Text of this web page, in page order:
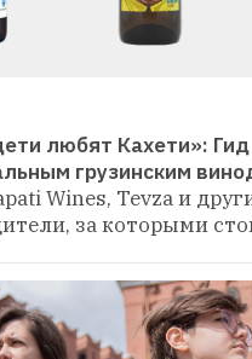
любят Кахети»: Гид
грузинским
Wines, Tevza и
за которыми